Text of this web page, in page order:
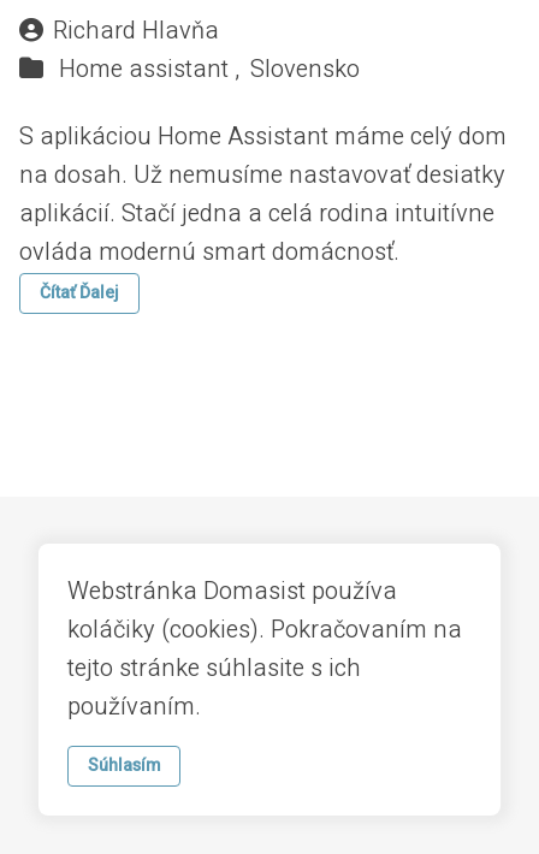
Richard Hlavňa
Home assistant , Slovensko
S aplikáciou Home Assistant máme celý dom
na dosah. Už nemusíme nastavovať desiatky
aplikácií. Stačí jedna a celá rodina intuitívne
ovláda modernú smart domácnosť.
Čítať Ďalej
Domov Smart O nás
Webstránka Domasist používa
koláčiky (cookies). Pokračovaním na
tejto stránke súhlasite s ich
používaním.
Súhlasím